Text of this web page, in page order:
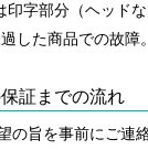
印字部分（ヘッド
した商品での故障。
証までの流れ
の旨を事前にご連